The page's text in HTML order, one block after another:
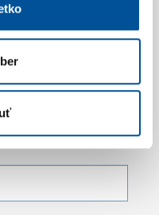
918 988 218
918 929 205